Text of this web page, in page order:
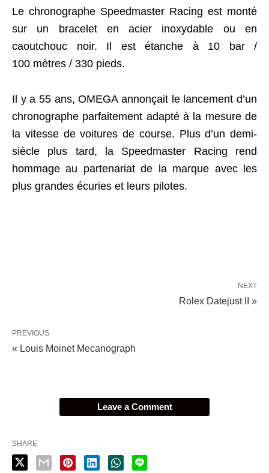
Le chronographe Speedmaster Racing est monté
sur un bracelet en acier inoxydable ou en
caoutchouc noir. Il est étanche à 10 bar /
100 mètres / 330 pieds.
Il y a 55 ans, OMEGA annonçait le lancement d’un
chronographe parfaitement adapté à la mesure de
la vitesse de voitures de course. Plus d’un demi-
siècle plus tard, la Speedmaster Racing rend
hommage au partenariat de la marque avec les
plus grandes écuries et leurs pilotes.
NEXT
Rolex Datejust II »
PREVIOUS
« Louis Moinet Mecanograph
Leave a Comment
SHARE